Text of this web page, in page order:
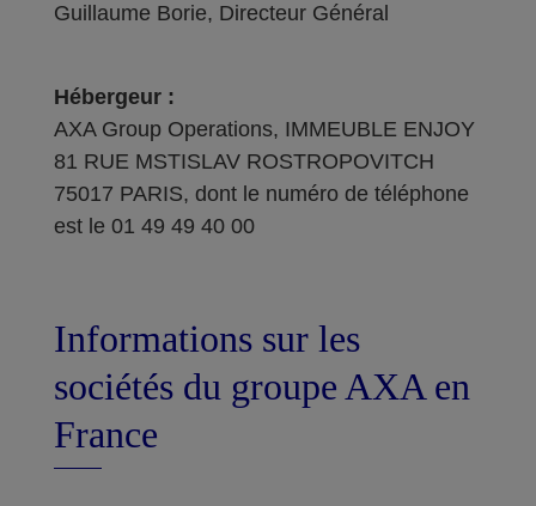
Guillaume Borie, Directeur Général
Hébergeur :
AXA Group Operations, IMMEUBLE ENJOY
81 RUE MSTISLAV ROSTROPOVITCH
75017 PARIS, dont le numéro de téléphone
est le 01 49 49 40 00
Informations sur les
sociétés du groupe AXA en
France